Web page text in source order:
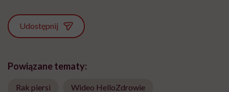
Udostępnij
Powiązane tematy:
Rak piersi Wideo HelloZdrowie